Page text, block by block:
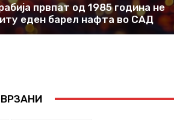
првпат од 1985 година не
еден барел нафта во САД